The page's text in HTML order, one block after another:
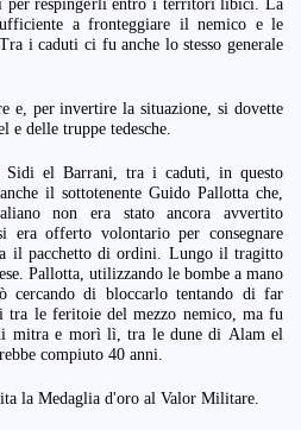
per respingerli entro i territori libici. La
a fronteggiare il nemico e le
i caduti ci fu anche lo stesso generale
e, per invertire la situazione, si dovette
e delle truppe tedesche.
Sidi el Barrani, tra i caduti, in questo
il sottotenente Guido Pallotta che,
non era stato ancora avvertito
era offerto volontario per consegnare
il pacchetto di ordini. Lungo il tragitto
Pallotta, utilizzando le bombe a mano
cercando di bloccarlo tentando di far
tra le feritoie del mezzo nemico, ma fu
mitra e morì lì, tra le dune di Alam el
compiuto 40 anni.
la Medaglia d'oro al Valor Militare.